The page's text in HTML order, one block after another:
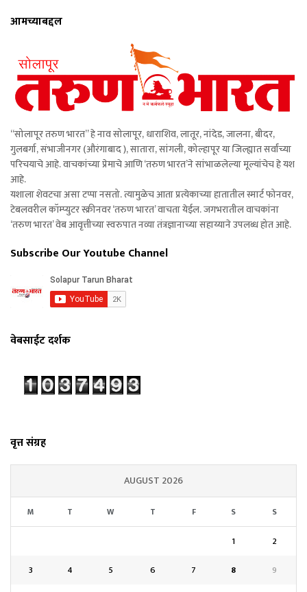
आमच्याबद्दल
“सोलापूर तरुण भारत” हे नाव सोलापूर, धाराशिव, लातूर, नांदेड, जालना, बीदर,
गुलबर्गा, संभाजीनगर (औरंगाबाद ), सातारा, सांगली, कोल्हापूर या जिल्ह्यात सर्वांच्या
परिचयाचे आहे. वाचकांच्या प्रेमाचे आणि ‘तरुण भारत’ने सांभाळलेल्या मूल्यांचेच हे यश
आहे.
यशाला शेवटचा असा टप्पा नसतो. त्यामुळेच आता प्रत्येकाच्या हातातील स्मार्ट फोनवर,
टेबलवरील कॉम्प्युटर स्क्रीनवर ‘तरुण भारत’ वाचता येईल. जगभरातील वाचकांना
‘तरुण भारत’ वेब आवृत्तीच्या स्वरुपात नव्या तंत्रज्ञानाच्या सहाय्याने उपलब्ध होत आहे.
Subscribe Our Youtube Channel
वेबसाईट दर्शक
वृत्त संग्रह
AUGUST 2026
M T W T F S S
1
2
3
4 5 6 7 8
9